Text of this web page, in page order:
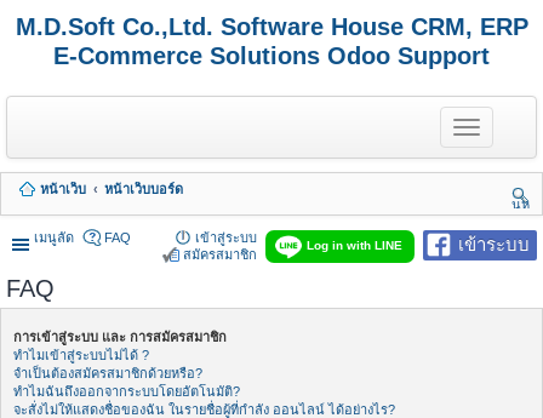
M.D.Soft Co.,Ltd. Software House CRM, ERP
E-Commerce Solutions Odoo Support
T
o
g
e
n
a
g
หน้าเว็บ
หน้าเว็บบอร์ด
นห
า
เมนูลัด
เข้าระบบ
Log in with LINE
FAQ
เข้าสู่ระบบ
สมัครสมาชิก
FAQ
การเข้าสู่ระบบ และ การสมัครสมาชิก
ทำไมเข้าสู่ระบบไม่ได้ ?
จำเป็นต้องสมัครสมาชิกด้วยหรือ?
ทำไมฉันถึงออกจากระบบโดยอัตโนมัติ?
จะสั่งไม่ให้แสดงชื่อของฉัน ในรายชื่อผู้ที่กำลัง ออนไลน์ ได้อย่างไร?